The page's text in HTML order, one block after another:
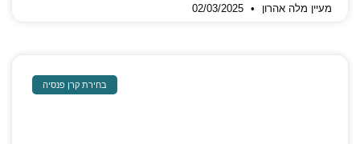
מעיין מלה אהרון
בחירת קרן פנסיה